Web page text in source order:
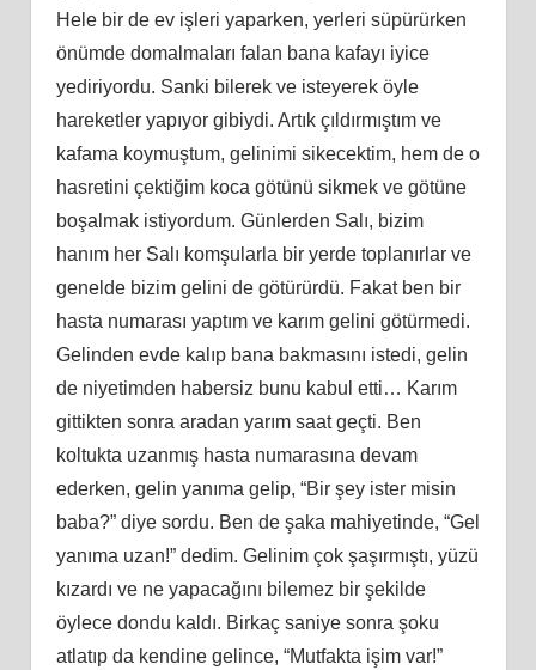
Hele bir de ev işleri yaparken, yerleri süpürürken
önümde domalmaları falan bana kafayı iyice
yediriyordu. Sanki bilerek ve isteyerek öyle
hareketler yapıyor gibiydi. Artık çıldırmıştım ve
kafama koymuştum, gelinimi sikecektim, hem de o
hasretini çektiğim koca götünü sikmek ve götüne
boşalmak istiyordum. Günlerden Salı, bizim
hanım her Salı komşularla bir yerde toplanırlar ve
genelde bizim gelini de götürürdü. Fakat ben bir
hasta numarası yaptım ve karım gelini götürmedi.
Gelinden evde kalıp bana bakmasını istedi, gelin
de niyetimden habersiz bunu kabul etti… Karım
gittikten sonra aradan yarım saat geçti. Ben
koltukta uzanmış hasta numarasına devam
ederken, gelin yanıma gelip, “Bir şey ister misin
baba?” diye sordu. Ben de şaka mahiyetinde, “Gel
yanıma uzan!” dedim. Gelinim çok şaşırmıştı, yüzü
kızardı ve ne yapacağını bilemez bir şekilde
öylece dondu kaldı. Birkaç saniye sonra şoku
atlatıp da kendine gelince, “Mutfakta işim var!”